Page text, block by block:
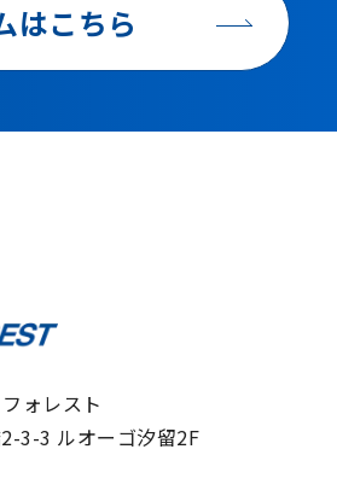
はこちら
ォレスト
3-3 ルオーゴ汐留2F